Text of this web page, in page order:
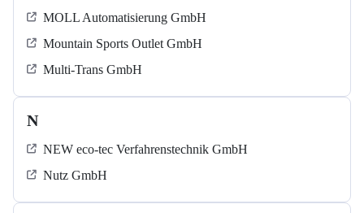
MOLL Automatisierung GmbH
Mountain Sports Outlet GmbH
Multi-Trans GmbH
N
NEW eco-tec Verfahrenstechnik GmbH
Nutz GmbH